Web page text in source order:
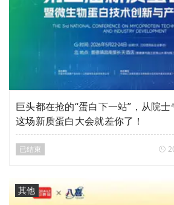
巨头都在抢的“蛋白下一站”，从院士
这场新质蛋白大会就差你了！
已结束
其他